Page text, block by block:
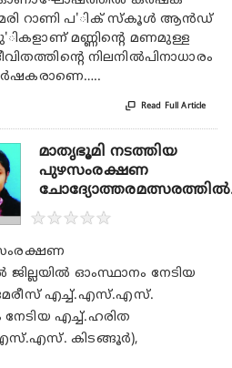
റാണി പ'ിക് സ്‌കൂള്‍ ആന്‍ഡ്
മണ്ണിന്റെ മണമുള്ള
നിലനില്‍പിനാധാരം
 Read Full Article
മാതൃഭൂമി നടത്തിയ
പുഴസംരക്ഷണ
★★★★★
ഓംസ്ഥാനം നേടിയ
എച്ച്.എസ്.എസ്.
നേടിയ എച്ച്.ഹരിത
കിടങ്ങൂര്‍),